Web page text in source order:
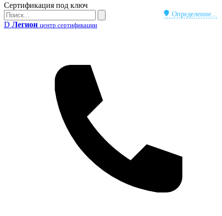
Бейдж
Сертификация под ключ
Определение...
Поиск
Поиск
D Легион центр сертификации